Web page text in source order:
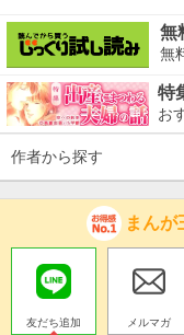
無
無
特
お
作者から探す
まんが
友だち追加
メルマガ